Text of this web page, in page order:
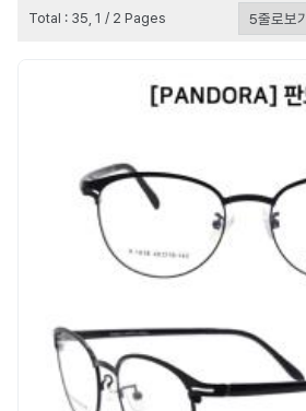
Total : 35, 1 / 2 Pages